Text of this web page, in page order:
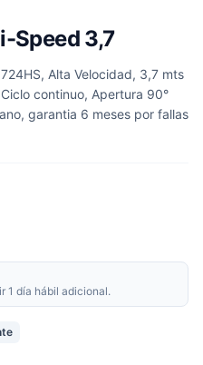
Speed 3,7
Alta Velocidad, 3,7 mts
continuo, Apertura 90°
garantia 6 meses por fallas
1 día hábil adicional.